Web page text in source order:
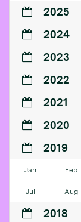
2025
2024
2023
2022
2021
2020
2019
Jan Feb
Jul Aug
2018